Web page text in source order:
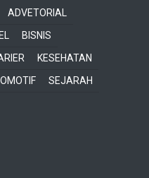
ADVETORIAL
BISNIS
KESEHATAN
SEJARAH